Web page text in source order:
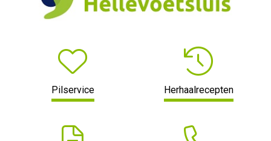
Pilservice Herhaalrecepten